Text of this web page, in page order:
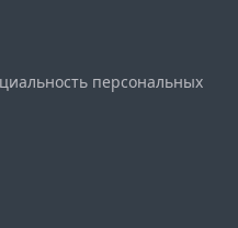
персональных